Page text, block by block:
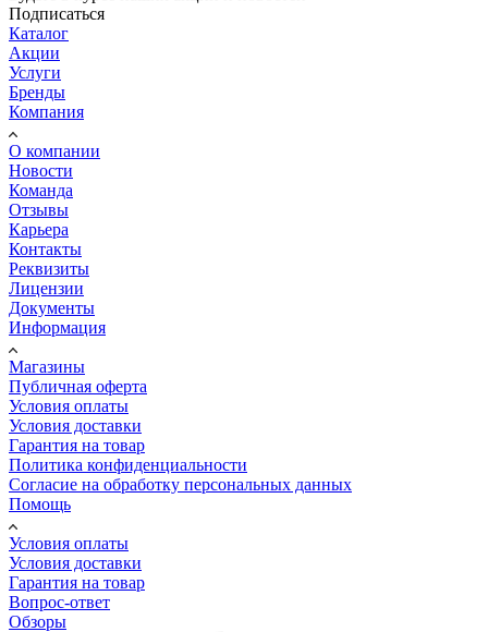
Подписаться
Каталог
Акции
Услуги
Бренды
Компания
О компании
Новости
Команда
Отзывы
Карьера
Контакты
Реквизиты
Лицензии
Документы
Информация
Магазины
Публичная оферта
Условия оплаты
Условия доставки
Гарантия на товар
Политика конфиденциальности
Согласие на обработку персональных данных
Помощь
Условия оплаты
Условия доставки
Гарантия на товар
Вопрос-ответ
Обзоры